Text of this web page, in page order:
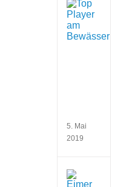
5. Mai
2019